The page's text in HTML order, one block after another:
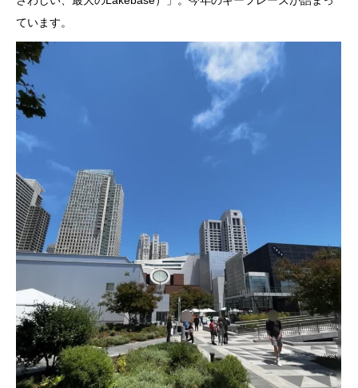
ています。